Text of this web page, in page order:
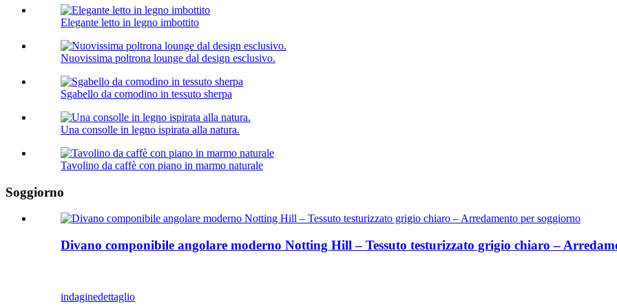
Elegante letto in legno imbottito
Nuovissima poltrona lounge dal design esclusivo.
Sgabello da comodino in tessuto sherpa
Una consolle in legno ispirata alla natura.
Tavolino da caffè con piano in marmo naturale
Soggiorno
Divano componibile angolare moderno Notting Hill – Tessuto testurizzato grigio chiaro –
indaginedettaglio